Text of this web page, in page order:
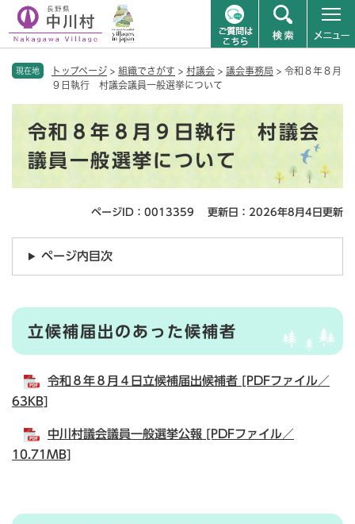
現在地 トップページ > 組織でさがす > 村議会 > 議会事務局 > 令和８年８月
９日執行 村議会議員一般選挙について
令和８年８月９日執行 村議会
議員一般選挙について
ページID：0013359 更新日：2026年8月4日更新
ページ内目次
立候補届出のあった候補者
令和８年８月４日立候補届出候補者 [PDFファイル／
63KB]
中川村議会議員一般選挙公報 [PDFファイル／
10.71MB]